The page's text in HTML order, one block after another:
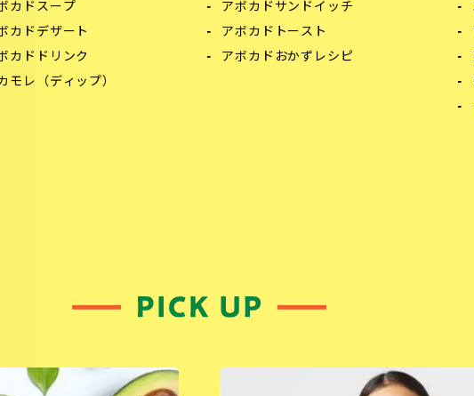
カドスープ
カドデザート
カドドリンク
モレ（ディップ）
アボカドサンドイッチ
アボカドトースト
アボカドおかずレシピ